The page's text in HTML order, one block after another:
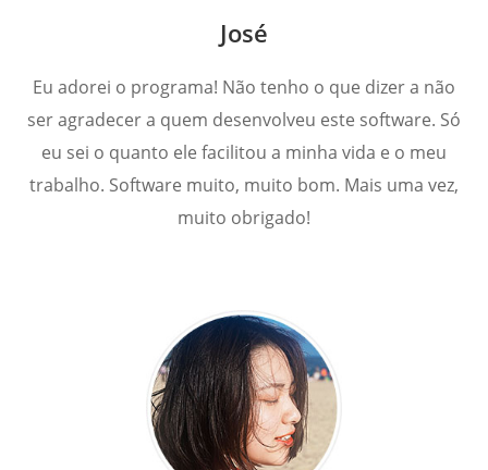
José
Eu adorei o programa! Não tenho o que dizer a não
ser agradecer a quem desenvolveu este software. Só
eu sei o quanto ele facilitou a minha vida e o meu
trabalho. Software muito, muito bom. Mais uma vez,
muito obrigado!